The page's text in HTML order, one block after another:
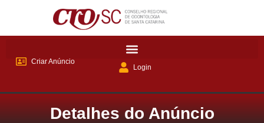
Criar Anúncio
Login
Detalhes do Anúncio